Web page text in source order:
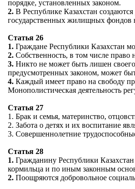
порядке, установленных законом.
2. В Республике Казахстан
государственных жилищных фондов
Статья 26
1. Граждане Республики Казахстан
2. Собственность, в том числе право
3. Никто не может быть лишен
предусмотренных законом, может
4. Каждый имеет право на свободу
Монополистическая деятельность
Статья 27
1. Брак и семья, материнство,
2. Забота о детях и их воспитание
3. Совершеннолетние
Статья 28
1. Гражданину Республики
кормильца и по иным законным
2. Поощряются добровольное